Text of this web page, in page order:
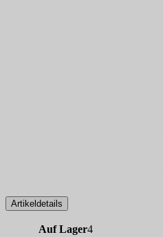
Artikeldetails
Auf Lager4